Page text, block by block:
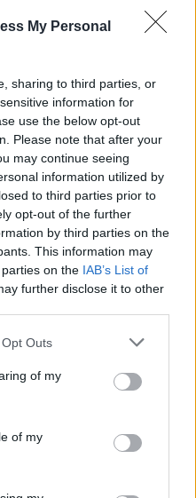
My Personal
sharing to third parties, or
information for
use the below opt-out
Please note that after your
may continue seeing
information utilized by
to third parties prior to
opt-out of the further
by third parties on the
This information may
on the IAB’s List of
further disclose it to other
uses one or more Google
You may click to
and its third-party tags to
purposes in below Google
Outs
of my
of my
a las materias primas